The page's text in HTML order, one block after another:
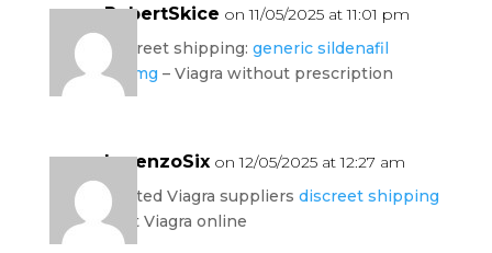
RobertSkice on 11/05/2025 at 11:01 pm
discreet shipping: generic sildenafil
100mg – Viagra without prescription
LorenzoSix on 12/05/2025 at 12:27 am
trusted Viagra suppliers discreet shipping
legit Viagra online